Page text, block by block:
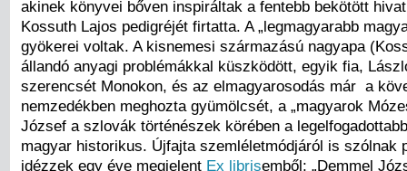
akinek könyvei bőven inspiráltak a fentebb bekötött
Kossuth Lajos pedigréjét firtatta. A „legmagyarabb
gyökerei voltak. A kisnemesi származású nagyapa
állandó anyagi problémákkal küszködött, egyik fia,
szerencsét Monokon, és az elmagyarosodás már a
nemzedékben meghozta gyümölcsét, a „magyarok
József a szlovák történészek körében a
magyar historikus. Újfajta szemléletmódjáról is szólnak
idézzek egy éve megjelent Ex librisemből: „Demmel